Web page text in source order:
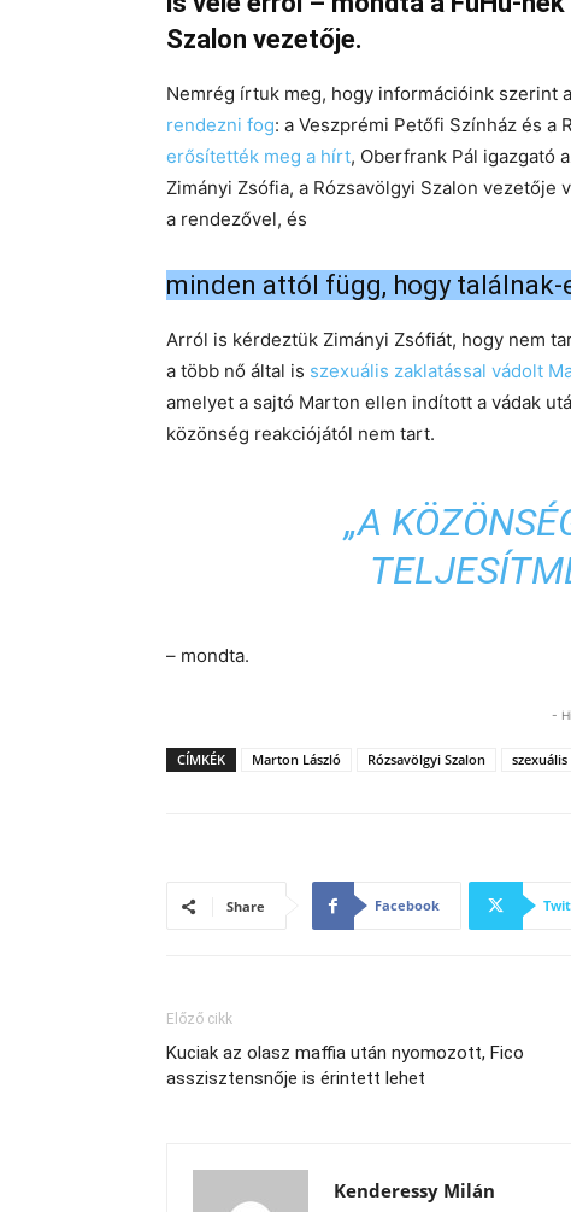
Szalon vezetője.
Nemrég írtuk meg, hogy információink szerint
rendezni fog: a Veszprémi Petőfi Színház és a
erősítették meg a hírt, Oberfrank Pál igazgató
Zimányi Zsófia, a Rózsavölgyi Szalon
a rendezővel, és
minden attól függ, hogy
Arról is kérdeztük Zimányi Zsófiát, hogy nem
a több nő által is szexuális zaklatással vádolt
amelyet a sajtó Marton ellen indított a vádak
közönség reakciójától nem tart.
„A
– mondta.
-
CÍMKÉK Marton László Rózsavölgyi Szalon
Share Facebook
Előző cikk
Kuciak az olasz maffia után nyomozott, Fico
asszisztensnője is érintett lehet
Kenderessy Milán